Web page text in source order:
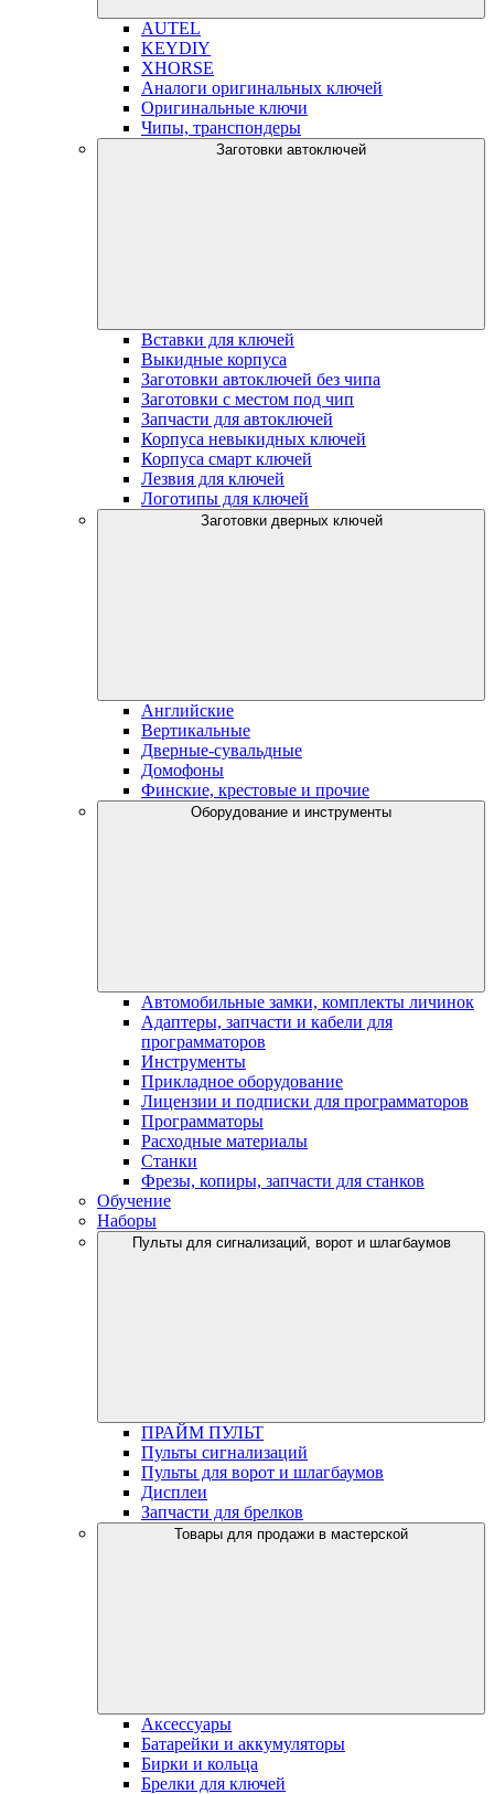
AUTEL
KEYDIY
XHORSE
Аналоги оригинальных ключей
Оригинальные ключи
Чипы, транспондеры
Заготовки автоключей
Вставки для ключей
Выкидные корпуса
Заготовки автоключей без чипа
Заготовки с местом под чип
Запчасти для автоключей
Корпуса невыкидных ключей
Корпуса смарт ключей
Лезвия для ключей
Логотипы для ключей
Заготовки дверных ключей
Английские
Вертикальные
Дверные-сувальдные
Домофоны
Финские, крестовые и прочие
Оборудование и инструменты
Автомобильные замки, комплекты личинок
Адаптеры, запчасти и кабели для
программаторов
Инструменты
Прикладное оборудование
Лицензии и подписки для программаторов
Программаторы
Расходные материалы
Станки
Фрезы, копиры, запчасти для станков
Обучение
Наборы
Пульты для сигнализаций, ворот и шлагбаумов
ПРАЙМ ПУЛЬТ
Пульты сигнализаций
Пульты для ворот и шлагбаумов
Дисплеи
Запчасти для брелков
Товары для продажи в мастерской
Аксессуары
Батарейки и аккумуляторы
Бирки и кольца
Брелки для ключей